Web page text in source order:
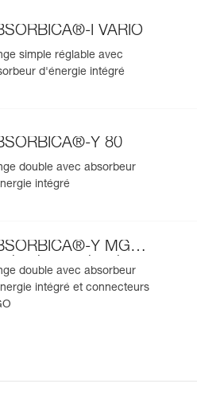
I VARIO
simple réglable avec
d'énergie intégré
Y 80
double avec absorbeur
intégré
Y MGO
internationale
double avec absorbeur
intégré et connecteurs